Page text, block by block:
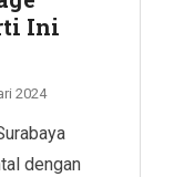
Ini
2024
dengan